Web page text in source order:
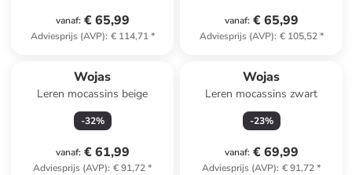
vanaf: € 65,99
Adviesprijs (AVP): € 114,71*
vanaf: € 65,99
Adviesprijs (AVP): € 105,52*
Wojas
Leren mocassins beige
-32%
vanaf: € 61,99
Adviesprijs (AVP): € 91,72*
Wojas
Leren mocassins zwart
-23%
vanaf: € 69,99
Adviesprijs (AVP): € 91,72*